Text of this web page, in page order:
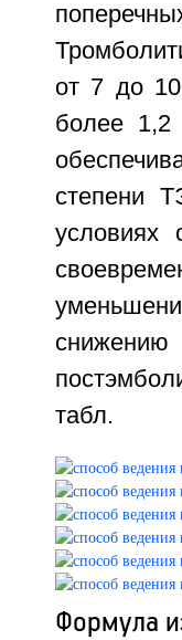
от 7 до
более
степени
условиях
табл.
Формула